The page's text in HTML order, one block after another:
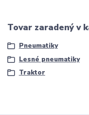
Tovar zaradený v
Pneumatiky
Lesné pneumatiky
Traktor